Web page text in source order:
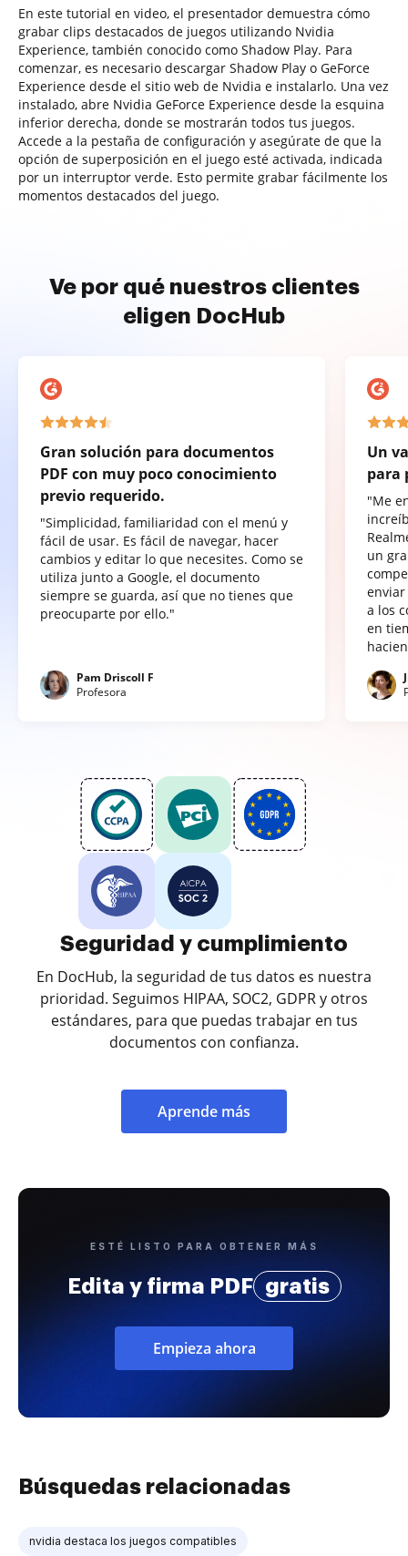
En este tutorial en video, el presentador demuestra cómo
grabar clips destacados de juegos utilizando Nvidia
Experience, también conocido como Shadow Play. Para
comenzar, es necesario descargar Shadow Play o GeForce
Experience desde el sitio web de Nvidia e instalarlo. Una vez
instalado, abre Nvidia GeForce Experience desde la esquina
inferior derecha, donde se mostrarán todos tus juegos.
Accede a la pestaña de configuración y asegúrate de que la
opción de superposición en el juego esté activada, indicada
por un interruptor verde. Esto permite grabar fácilmente los
momentos destacados del juego.
Ve por qué nuestros clientes
eligen DocHub
Gran solución para documentos
PDF con muy poco conocimiento
previo requerido.
"Simplicidad, familiaridad con el menú y
fácil de usar. Es fácil de navegar, hacer
cambios y editar lo que necesites. Como se
utiliza junto a Google, el documento
siempre se guarda, así que no tienes que
preocuparte por ello."
Pam Driscoll F
Profesora
Un
para
"Me
un
a los
en
Seguridad y cumplimiento
En DocHub, la seguridad de tus datos es nuestra
prioridad. Seguimos HIPAA, SOC2, GDPR y otros
estándares, para que puedas trabajar en tus
documentos con confianza.
Aprende más
ESTÉ LISTO PARA OBTENER MÁS
Edita y firma PDF gratis
Empieza ahora
Búsquedas relacionadas
nvidia destaca los juegos compatibles